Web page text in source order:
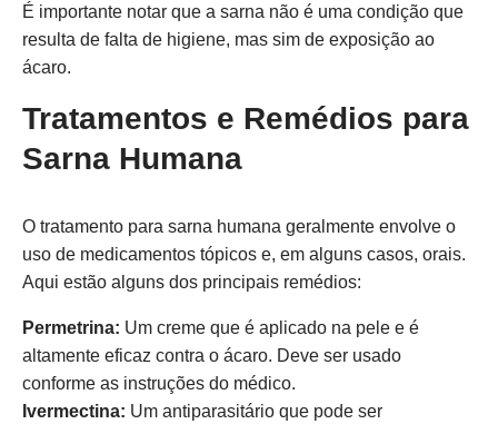
É importante notar que a sarna não é uma condição que
resulta de falta de higiene, mas sim de exposição ao
ácaro.
Tratamentos e Remédios para
Sarna Humana
O tratamento para sarna humana geralmente envolve o
uso de medicamentos tópicos e, em alguns casos, orais.
Aqui estão alguns dos principais remédios:
Permetrina: Um creme que é aplicado na pele e é
altamente eficaz contra o ácaro. Deve ser usado
conforme as instruções do médico.
Ivermectina: Um antiparasitário que pode ser